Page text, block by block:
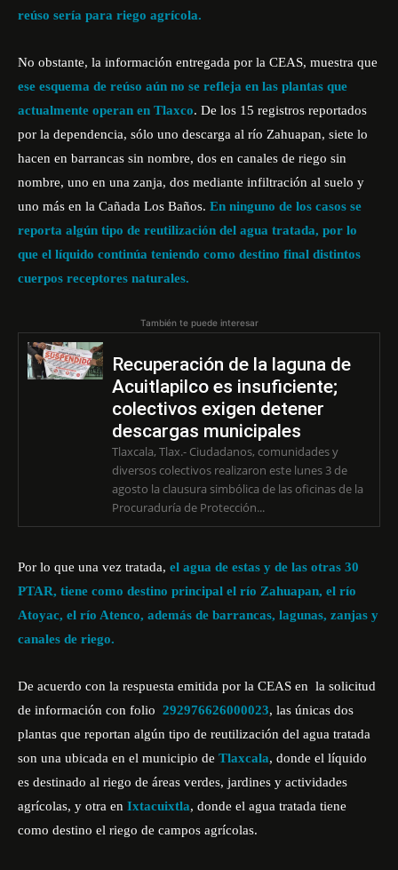
reúso sería para riego agrícola.
No obstante, la información entregada por la CEAS, muestra que
ese esquema de reúso aún no se refleja en las plantas que
actualmente operan en Tlaxco. De los 15 registros reportados
por la dependencia, sólo uno descarga al río Zahuapan, siete lo
hacen en barrancas sin nombre, dos en canales de riego sin
nombre, uno en una zanja, dos mediante infiltración al suelo y
uno más en la Cañada Los Baños. En ninguno de los casos se
reporta algún tipo de reutilización del agua tratada, por lo
que el líquido continúa teniendo como destino final distintos
cuerpos receptores naturales.
También te puede interesar
Recuperación de la laguna de
Acuitlapilco es insuficiente;
colectivos exigen detener
descargas municipales
Tlaxcala, Tlax.- Ciudadanos, comunidades y
diversos colectivos realizaron este lunes 3 de
agosto la clausura simbólica de las oficinas de la
Procuraduría de Protección...
Por lo que una vez tratada, el agua de estas y de las otras 30
PTAR, tiene como destino principal el río Zahuapan, el río
Atoyac, el río Atenco, además de barrancas, lagunas, zanjas y
canales de riego.
De acuerdo con la respuesta emitida por la CEAS en la solicitud
de información con folio 292976626000023, las únicas dos
plantas que reportan algún tipo de reutilización del agua tratada
son una ubicada en el municipio de Tlaxcala, donde el líquido
es destinado al riego de áreas verdes, jardines y actividades
agrícolas, y otra en Ixtacuixtla, donde el agua tratada tiene
como destino el riego de campos agrícolas.